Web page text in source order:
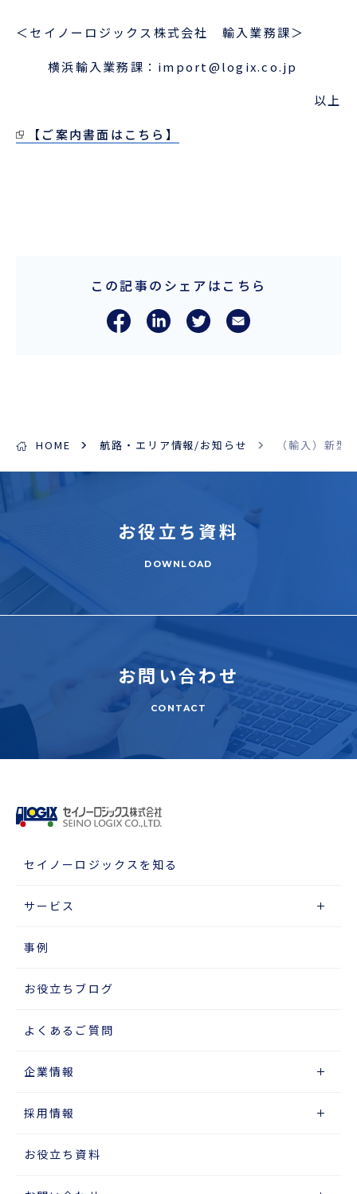
＜セイノーロジックス株式会社 輸入業務課＞
横浜輸入業務課：import@logix.co.jp
以上
【ご案内書面はこちら】
この記事のシェアはこちら
HOME 航路・エリア情報/お知らせ （輸入）新
お役立ち 資料
DOWNLOAD
お問い合わせ
CONTACT
セイノーロジックスを知る
サービス
事例
お役立ちブログ
よくあるご質問
企業情報
採用情報
お役立ち資料